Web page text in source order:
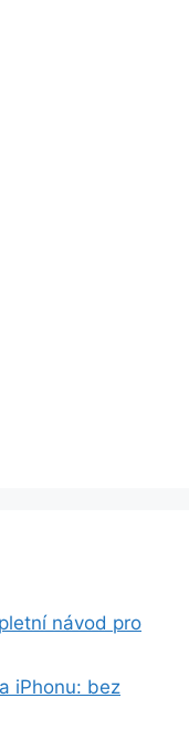
návod pro
iPhonu: bez